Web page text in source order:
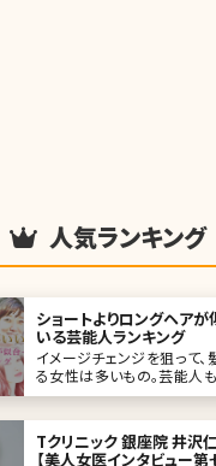
人気ランキング
ショートよりロングヘアが
いる芸能人ランキング
イメージチェンジを狙って、
る女性は多いもの。芸能人
なく、役作りなども含めてロ
りません。 ですが、見る側
「ああー、ロングヘアの方が
Tクリニック 銀座院 井沢
【美人女医インタビュー